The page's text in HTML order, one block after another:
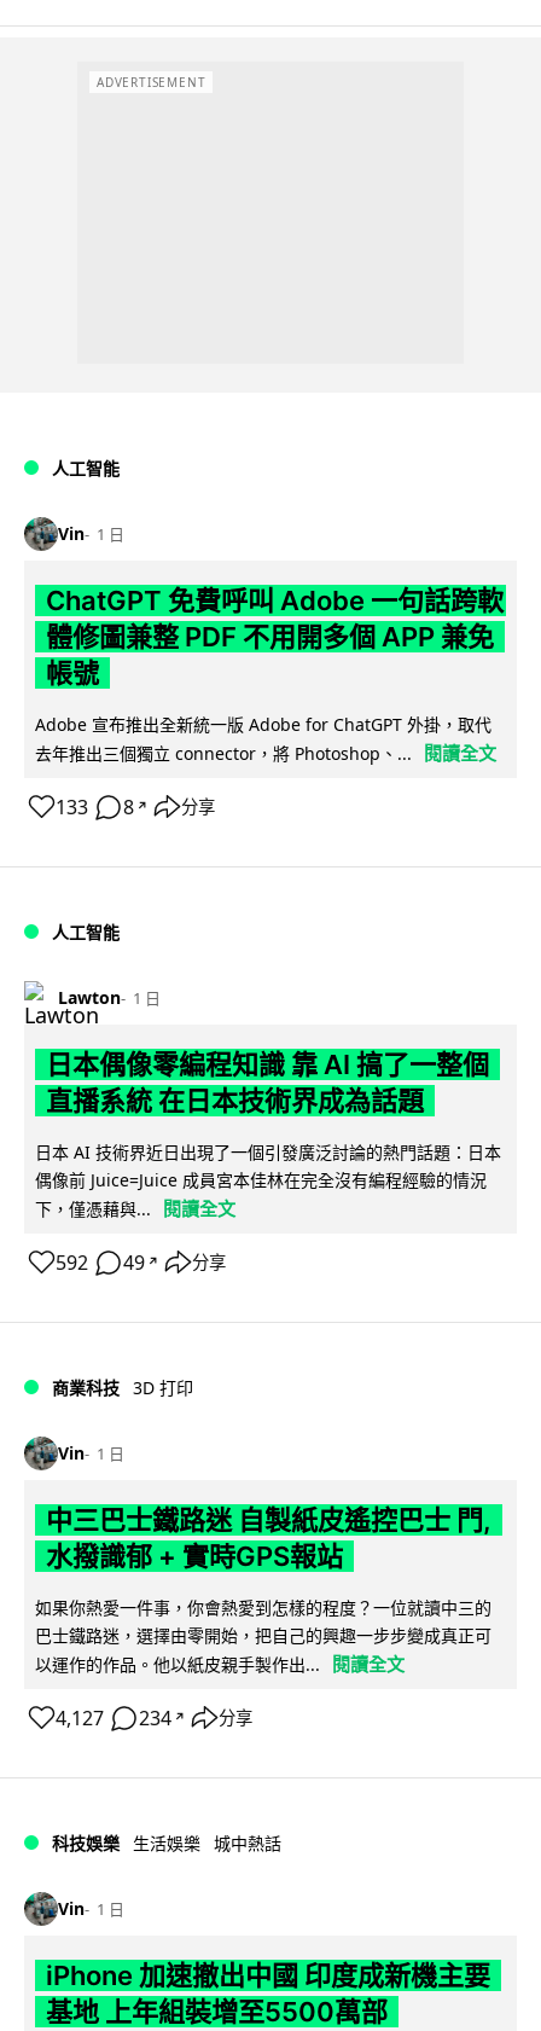
ADVERTISEMENT
人工智能
Vin 1 日
ChatGPT 免費呼叫 Adobe 一句話跨軟
體修圖兼整 PDF 不用開多個 APP 兼免
帳號
Adobe 宣布推出全新統一版 Adobe for ChatGPT 外掛，取代
去年推出三個獨立 connector，將 Photoshop、...
閱讀全文
133 8 ↗ 分享
人工智能
Lawton 1 日
日本偶像零編程知識 靠 AI 搞了一整個
直播系統 在日本技術界成為話題
日本 AI 技術界近日出現了一個引發廣泛討論的熱門話題：日本
偶像前 Juice=Juice 成員宮本佳林在完全沒有編程經驗的情況
下，僅憑藉與...
閱讀全文
592 49 ↗ 分享
商業科技 3D 打印
Vin 1 日
中三巴士鐵路迷 自製紙皮遙控巴士 門,
水撥識郁 + 實時GPS報站
如果你熱愛一件事，你會熱愛到怎樣的程度？一位就讀中三的
巴士鐵路迷，選擇由零開始，把自己的興趣一步步變成真正可
以運作的作品。他以紙皮親手製作出...
閱讀全文
4,127 234 ↗ 分享
科技娛樂 生活娛樂 城中熱話
Vin 1 日
iPhone 加速撤出中國 印度成新機主要
基地 上年組裝增至5500萬部